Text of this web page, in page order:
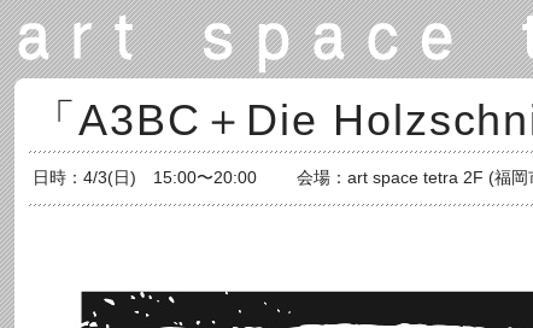
「A3BC＋Die
日時：4/3(日) 15:00〜20:00 会場：art space tetra 2F (福